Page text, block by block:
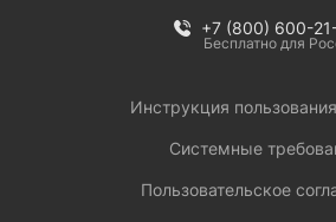
+7 (800) 600-
Бесплатно для
Инструкция
Системные
Пользовательское